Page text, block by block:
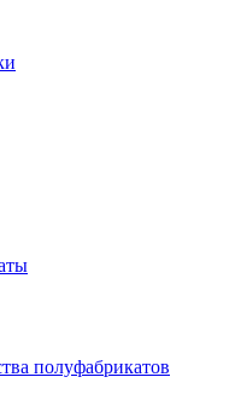
полуфабрикатов